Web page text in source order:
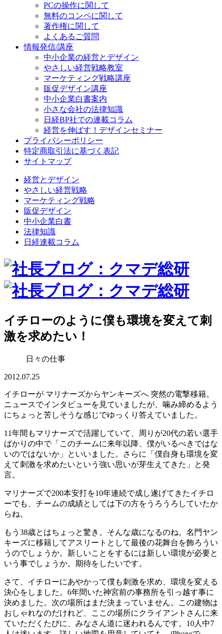
PCの操作に関して
無料のコンペに関して
著作権に関して
よくあるご質問
情報発信/講座
中小企業の経営とデザイン
やさしい経営戦略教室
マーケティング戦略講座
販促デザイン講座
中小企業白書案内
小さな会社の法律知識
日経BP社での連載コラム
経営を伸ばす！デザインセミナー
プライバシーポリシー
特定商取引法に基づく表記
サイトマップ
経営とデザイン
やさしい経営戦略
マーケティング戦略
販促デザイン
中小企業白書
法律知識
日経連載コラム
イチローのように僕も環境を変えて刺
激を求めたい！
日々の仕事
2012.07.25
イチローが マリナーズからヤンキーズへ 突然の電撃移籍。
ニュースでインタビューを見ていましたが、噛み締めるよう
にちょっと苦しそうな感じでゆっくり答えていました。
11年間もマリナーズで活躍していて、周りが20代の若い選手
ばかりの中で「このチームに来年以降、僕がいるべきではな
いのではないか」といいました。さらに「僕自身も環境を変
えて刺激を求めたいという強い思いが芽生えてきた」と発
言。
マリナーズで200本安打を10年連続で成し遂げてきたイチロ
ーでも、チームの成績としては下の方をうろうろしていたか
らね。
もう38歳とはちょっと驚き。そんな歳になるのね。名門ヤン
キーズに移籍してアスリートとして最後の花舞台を飾ろうい
うのでしょうか。新しいことをするには新しい環境が必要と
いう事でしょうか。期待をしたいです。
さて、イチローにあやかって僕も刺激を求め、環境を変える
決心をしました。6年間いた神宮前の事務所を引っ越す事に
決めました。次の場所はまだ決まっていません。この建物は
おしゃれなのだけれど、ここの場所にクライアントさんに来
ていただくたびに、みなさん道に迷われるんです。10人中7